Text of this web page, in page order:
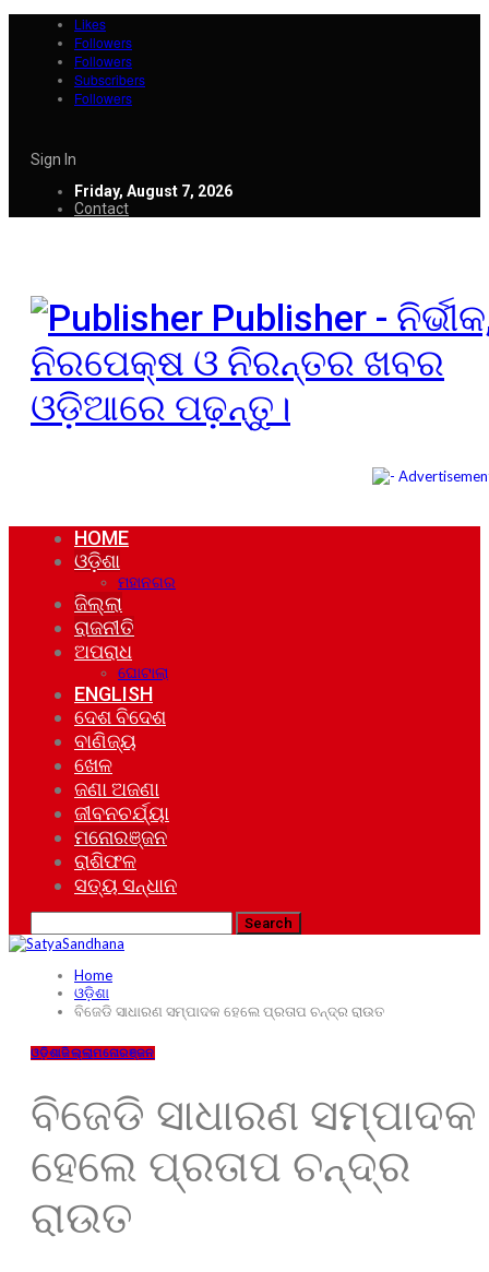
Likes
Followers
Followers
Subscribers
Followers
Sign In
Friday, August 7, 2026
Contact
Publisher -
ନିରପେକ୍ଷ ଓ ନିରନ୍ତର ଖବର
ଓଡ଼ିଆରେ ପଢ଼ନ୍ତୁ।
HOME
ଓଡ଼ିଶା
ମହାନଗର
ଜିଲ୍ଲା
ରାଜନୀତି
ଅପରାଧ
ଘୋଟାଲା
ENGLISH
ଦେଶ ବିଦେଶ
ବାଣିଜ୍ୟ
ଖେଳ
ଜଣା ଅଜଣା
ଜୀବନଚର୍ଯ୍ୟା
ମନୋରଞ୍ଜନ
ରାଶିଫଳ
ସତ୍ୟ ସନ୍ଧାନ
Home
ଓଡ଼ିଶା
ବିଜେଡି ସାଧାରଣ ସମ୍ପାଦକ ହେଲେ ପ୍ରତାପ ଚନ୍ଦ୍ର ରାଉତ
ଓଡ଼ିଶାଜିଲ୍ଲାମନୋରଞ୍ଜନ
ବିଜେଡି ସାଧାରଣ ସମ୍ପାଦକ
ହେଲେ ପ୍ରତାପ ଚନ୍ଦ୍ର
ରାଉତ